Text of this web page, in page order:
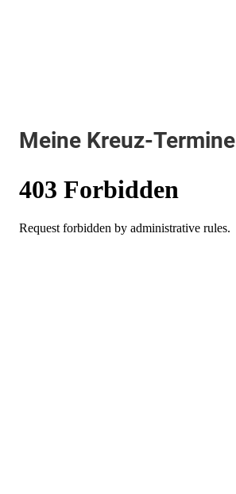
Meine Kreuz-Termine